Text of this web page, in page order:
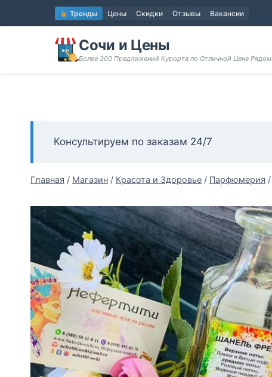
к
содержимому
Тренды Цены Скидки Отзывы Вакансии
Сочи и Цены
Более 300 Предложений Курорта по Отличной Цене
Консультируем по заказам 24/7
Главная / Магазин / Красота и Здоровье / Парфюмерия /